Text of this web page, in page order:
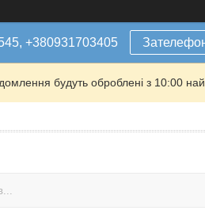
+380931703405
будуть оброблені з 10:00